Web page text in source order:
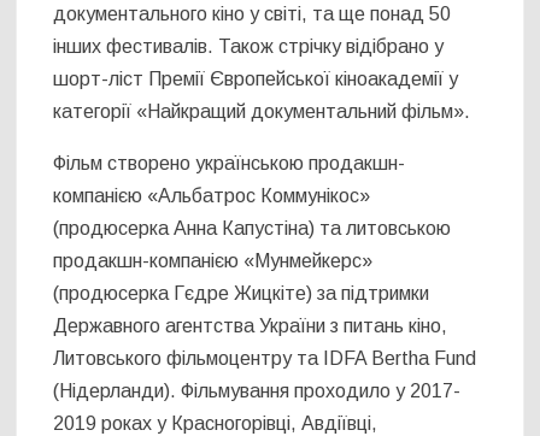
документального кіно у світі, та ще понад 50
інших фестивалів. Також стрічку відібрано у
шорт-ліст Премії Європейської кіноакадемії у
категорії «Найкращий документальний фільм».
Фільм створено українською продакшн-
компанією «Альбатрос Коммунікос»
(продюсерка Анна Капустіна) та литовською
продакшн-компанією «Мунмейкерс»
(продюсерка Гєдре Жицкіте) за підтримки
Державного агентства України з питань кіно,
Литовського фільмоцентру та IDFA Bertha Fund
(Нідерланди). Фільмування проходило у 2017-
2019 роках у Красногорівці, Авдіївці,